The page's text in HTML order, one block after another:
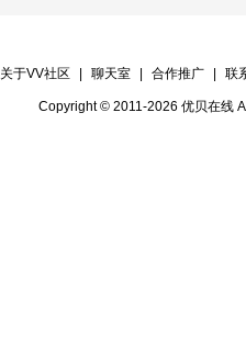
关于VV社区 聊天室 合作推广 联
Copyright © 2011-2026 优贝在线